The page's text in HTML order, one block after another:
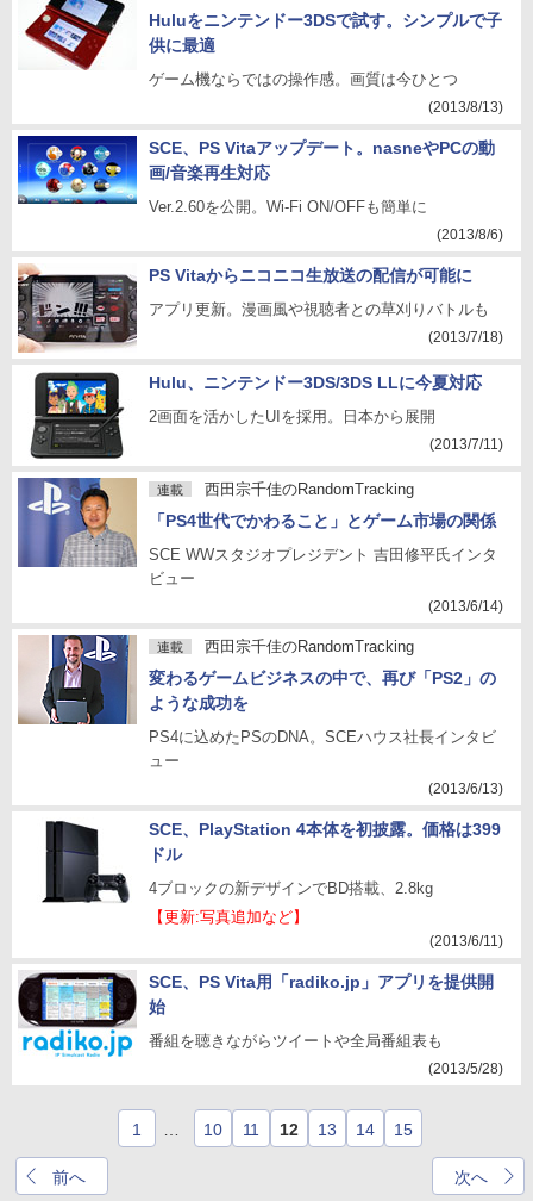
Huluをニンテンドー3DSで試す。シンプルで子
供に最適
ゲーム機ならではの操作感。画質は今ひとつ
(2013/8/13)
SCE、PS Vitaアップデート。nasneやPCの動
画/音楽再生対応
Ver.2.60を公開。Wi-Fi ON/OFFも簡単に
(2013/8/6)
PS Vitaからニコニコ生放送の配信が可能に
アプリ更新。漫画風や視聴者との草刈りバトルも
(2013/7/18)
Hulu、ニンテンドー3DS/3DS LLに今夏対応
2画面を活かしたUIを採用。日本から展開
(2013/7/11)
連載 西田宗千佳のRandomTracking
「PS4世代でかわること」とゲーム市場の関係
SCE WWスタジオプレジデント 吉田修平氏インタ
ビュー
(2013/6/14)
連載 西田宗千佳のRandomTracking
変わるゲームビジネスの中で、再び「PS2」の
ような成功を
PS4に込めたPSのDNA。SCEハウス社長インタビ
ュー
(2013/6/13)
SCE、PlayStation 4本体を初披露。価格は399
ドル
4ブロックの新デザインでBD搭載、2.8kg
【更新:写真追加など】
(2013/6/11)
SCE、PS Vita用「radiko.jp」アプリを提供開
始
番組を聴きながらツイートや全局番組表も
(2013/5/28)
前へ
1 10 11 12 13 14 15
次へ